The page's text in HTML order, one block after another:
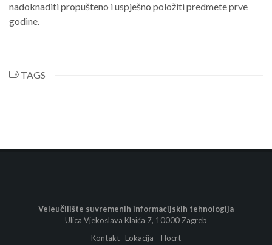
nadoknaditi propušteno i uspješno položiti predmete prve
godine.
TAGS
Veleučilište suvremenih informacijskih tehnologija
Ulica Vjekoslava Klaića 7, 10000 Zagreb
Kontakt Lokacija Tlocrt